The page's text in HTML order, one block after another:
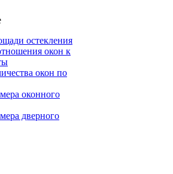
остекления
окон к
окон по
оконного
дверного